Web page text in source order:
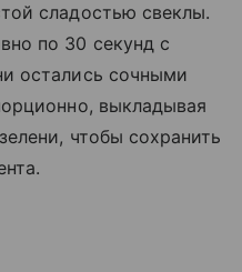
сладостью свеклы.
по 30 секунд с
остались сочными
выкладывая
чтобы сохранить